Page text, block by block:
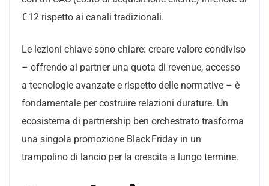
€ 12 rispetto ai canali tradizionali.
Le lezioni chiave sono chiare: creare valore condiviso
– offrendo ai partner una quota di revenue, accesso
a tecnologie avanzate e rispetto delle normative – è
fondamentale per costruire relazioni durature. Un
ecosistema di partnership ben orchestrato trasforma
una singola promozione Black Friday in un
trampolino di lancio per la crescita a lungo termine.